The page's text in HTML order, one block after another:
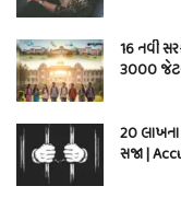
16 નવી
3000
20 લાખના
સજા |